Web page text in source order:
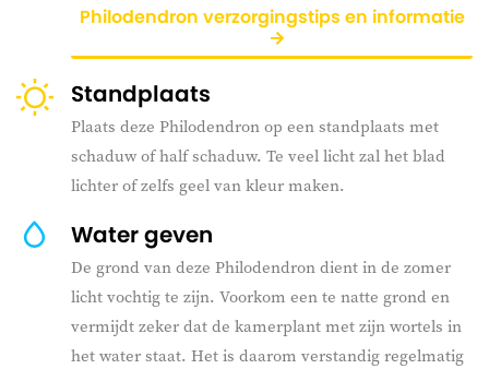
Philodendron verzorgingstips en informatie
Standplaats
Plaats deze Philodendron op een standplaats met
schaduw of half schaduw. Te veel licht zal het blad
lichter of zelfs geel van kleur maken.
Water geven
De grond van deze Philodendron dient in de zomer
licht vochtig te zijn. Voorkom een te natte grond en
vermijdt zeker dat de kamerplant met zijn wortels in
het water staat. Het is daarom verstandig regelmatig